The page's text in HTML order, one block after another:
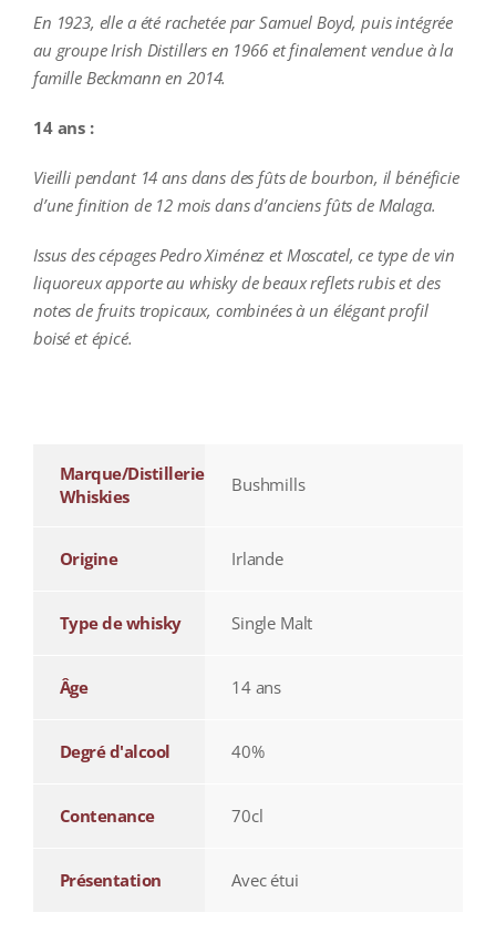
En 1923, elle a été rachetée par Samuel Boyd, puis intégrée
au groupe Irish Distillers en 1966 et finalement vendue à la
famille Beckmann en 2014.
14 ans :
Vieilli pendant 14 ans dans des fûts de bourbon, il bénéficie
d’une finition de 12 mois dans d’anciens fûts de Malaga.
Issus des cépages Pedro Ximénez et Moscatel, ce type de vin
liquoreux apporte au whisky de beaux reflets rubis et des
notes de fruits tropicaux, combinées à un élégant profil
boisé et épicé.
Marque/Distillerie
Whiskies
Bushmills
Origine Irlande
Type de whisky Single Malt
Âge 14 ans
Degré d'alcool 40%
Contenance 70cl
Présentation Avec étui